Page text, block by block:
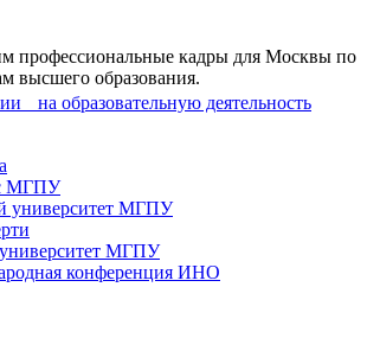
профессиональные кадры для Москвы по
высшего образования.
на образовательную деятельность
МГПУ
университет МГПУ
МГПУ
конференция ИНО